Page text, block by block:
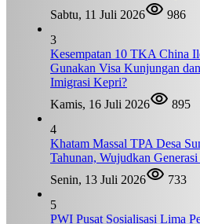
Sabtu, 11 Juli 2026
986
3
Kesempatan 10 TKA China
Gunakan Visa Kunjungan
Imigrasi Kepri?
Kamis, 16 Juli 2026
895
4
Khatam Massal TPA Desa
Tahunan, Wujudkan
Senin, 13 Juli 2026
733
5
PWI Pusat Sosialisasi Lima